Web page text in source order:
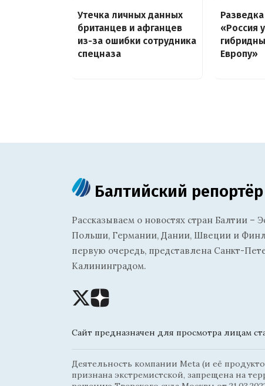
Утечка личных данных
британцев и афганцев
из-за ошибки сотрудника
спецназа
«Россия
Европу»
Балтийский репортёр
Рассказываем о новостях стран Балтии –
Польши, Германии, Дании, Швеции и
первую очередь, представлена Санкт-
Калининградом.
Сайт предназначен для просмотра лицам
Деятельность компании Meta (и её
признана экстремистской, запрещена на